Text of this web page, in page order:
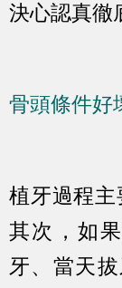
決心認真徹
骨頭條件好
植牙過程
其次，如
牙、當天